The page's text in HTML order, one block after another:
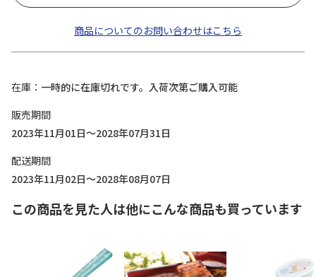
商品についてのお問い合わせはこちら
在庫
一時的に在庫切れです。入荷次第ご購入可能
販売期間
2023年11月01日～2028年07月31日
配送期間
2023年11月02日～2028年08月07日
この商品を見た人は他にこんな商品も買っています